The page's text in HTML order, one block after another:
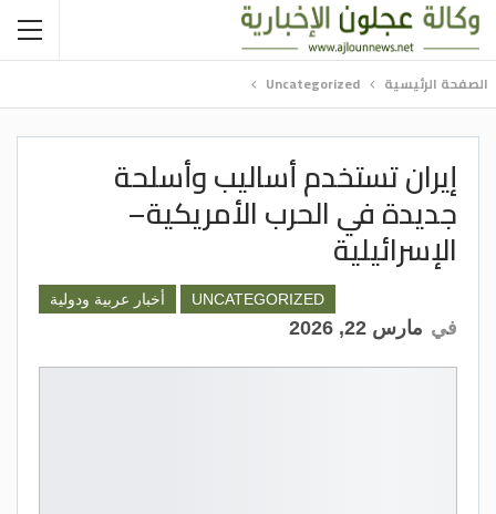
الصفحة الرئيسية Uncategorized
إيران تستخدم أساليب وأسلحة
جديدة في الحرب الأمريكية–
الإسرائيلية
UNCATEGORIZED أخبار عربية ودولية
في مارس 22, 2026